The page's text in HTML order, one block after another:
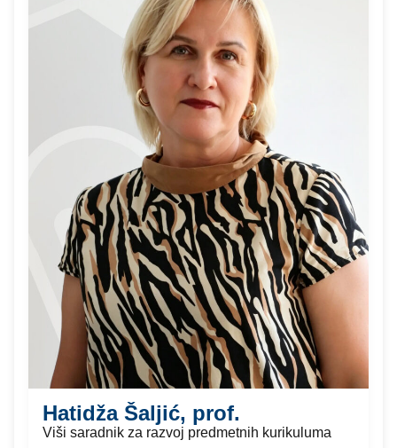
Hatidža Šaljić, prof.
Viši saradnik za razvoj predmetnih kurikuluma